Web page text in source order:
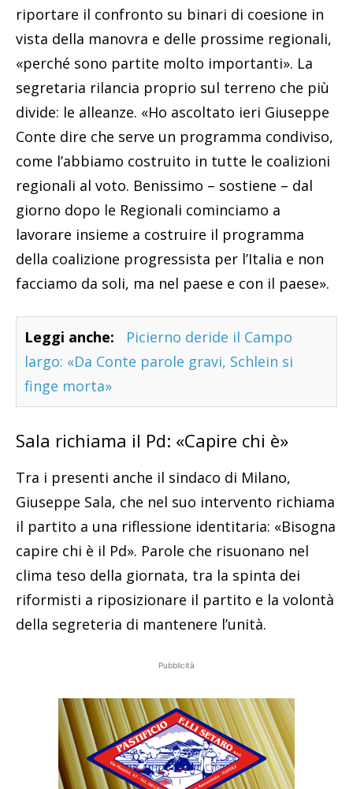
riportare il confronto su binari di coesione in
vista della manovra e delle prossime regionali,
«perché sono partite molto importanti». La
segretaria rilancia proprio sul terreno che più
divide: le alleanze. «Ho ascoltato ieri Giuseppe
Conte dire che serve un programma condiviso,
come l’abbiamo costruito in tutte le coalizioni
regionali al voto. Benissimo – sostiene – dal
giorno dopo le Regionali cominciamo a
lavorare insieme a costruire il programma
della coalizione progressista per l’Italia e non
facciamo da soli, ma nel paese e con il paese».
Leggi anche:
Picierno deride il Campo
largo: «Da Conte parole gravi, Schlein si
finge morta»
Sala richiama il Pd: «Capire chi è»
Tra i presenti anche il sindaco di Milano,
Giuseppe Sala, che nel suo intervento richiama
il partito a una riflessione identitaria: «Bisogna
capire chi è il Pd». Parole che risuonano nel
clima teso della giornata, tra la spinta dei
riformisti a riposizionare il partito e la volontà
della segreteria di mantenere l’unità.
Pubblicità